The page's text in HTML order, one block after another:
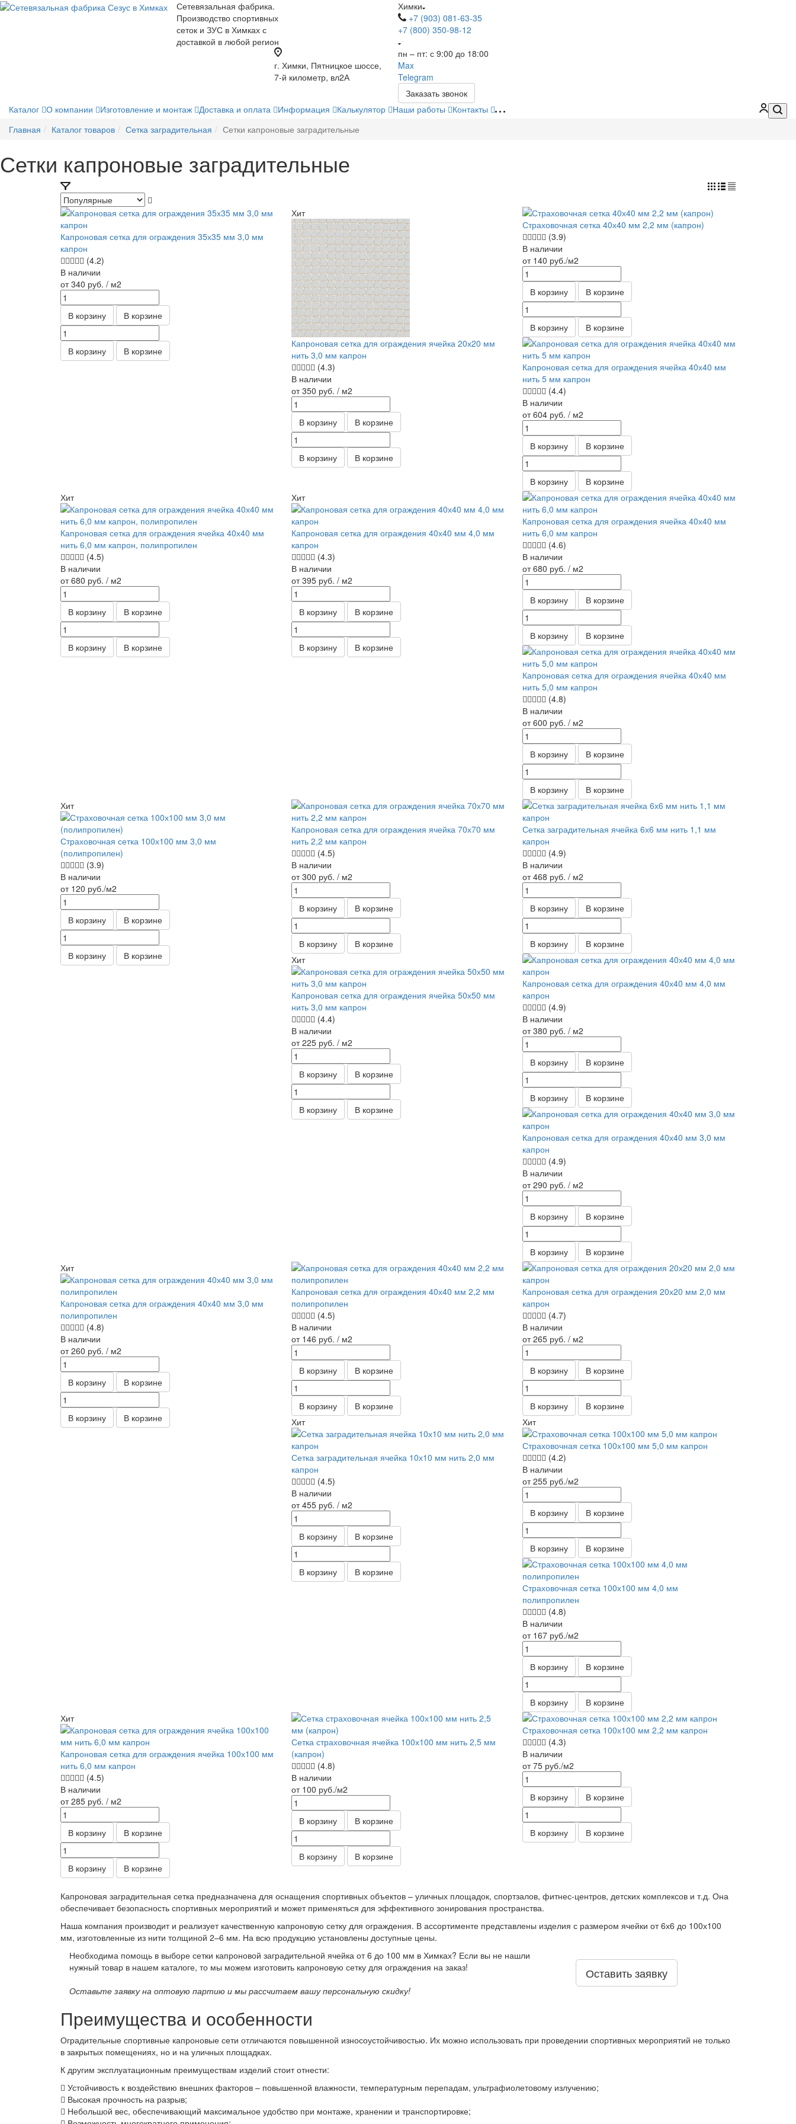
Сетевязальная фабрика.
Производство спортивных
сеток и ЗУС в Химках с
доставкой в любой регион
Химки
+7 (903) 081-63-35
+7 (800) 350-98-12
пн – пт: с 9:00 до 18:00
Max
Telegram
Заказать звонок
г. Химки, Пятницкое шоссе,
7-й километр, вл2А
Каталог О компании Изготовление и монтаж Доставка и оплата Информация Калькулятор Наши работы
Контакты
Главная
Каталог товаров Сетка заградительная Сетки капроновые заградительные
Сетки капроновые заградительные
Капроновая сетка для ограждения 35х35 мм 3,0 мм
капрон
(4.2)
В наличии
от 340 руб. / м2
В корзину В корзине
В корзину В корзине
Хит
Капроновая сетка для ограждения ячейка 20х20 мм
нить 3,0 мм капрон
(4.3)
В наличии
от 350 руб. / м2
В корзину В корзине
В корзину В корзине
Страховочная сетка 40х40 мм 2,2 мм (капрон)
(3.9)
В наличии
от 140 руб./м2
В корзину В корзине
В корзину В корзине
Капроновая сетка для ограждения ячейка 40х40 мм
нить 5 мм капрон
(4.4)
В наличии
от 604 руб. / м2
В корзину В корзине
В корзину
В корзине
Хит
Капроновая сетка для ограждения ячейка 40х40 мм
нить 6,0 мм капрон, полипропилен
(4.5)
В наличии
от 680 руб. / м2
В корзину В корзине
В корзину В корзине
Хит
Капроновая сетка для ограждения 40х40 мм 4,0 мм
капрон
(4.3)
В наличии
от 395 руб. / м2
В корзину В корзине
В корзину В корзине
Капроновая сетка для ограждения ячейка 40х40 мм
нить 6,0 мм капрон
(4.6)
В наличии
от 680 руб. / м2
В корзину В корзине
В корзину В корзине
Капроновая сетка для ограждения ячейка 40х40 мм
нить 5,0 мм капрон
(4.8)
В наличии
от 600 руб. / м2
В корзину В корзине
В корзину
В корзине
Хит
Страховочная сетка 100х100 мм 3,0 мм
(полипропилен)
(3.9)
В наличии
от 120 руб./м2
В корзину В корзине
В корзину В корзине
Капроновая сетка для ограждения ячейка 70х70 мм
нить 2,2 мм капрон
(4.5)
В наличии
от 300 руб. / м2
В корзину В корзине
В корзину В корзине
Сетка заградительная ячейка 6х6 мм нить 1,1 мм
капрон
(4.9)
В наличии
от 468 руб. / м2
В корзину В корзине
В корзину
В корзине
Хит
Капроновая сетка для ограждения ячейка 50х50 мм
нить 3,0 мм капрон
(4.4)
В наличии
от 225 руб. / м2
В корзину В корзине
В корзину В корзине
Капроновая сетка для ограждения 40х40 мм 4,0 мм
капрон
(4.9)
В наличии
от 380 руб. / м2
В корзину В корзине
В корзину В корзине
Капроновая сетка для ограждения 40х40 мм 3,0 мм
капрон
(4.9)
В наличии
от 290 руб. / м2
В корзину В корзине
В корзину
В корзине
Хит
Капроновая сетка для ограждения 40х40 мм 3,0 мм
полипропилен
(4.8)
В наличии
от 260 руб. / м2
В корзину В корзине
В корзину В корзине
Капроновая сетка для ограждения 40х40 мм 2,2 мм
полипропилен
(4.5)
В наличии
от 146 руб. / м2
В корзину В корзине
В корзину В корзине
Капроновая сетка для ограждения 20х20 мм 2,0 мм
капрон
(4.7)
В наличии
от 265 руб. / м2
В корзину В корзине
В корзину
В корзине
Хит
Сетка заградительная ячейка 10х10 мм нить 2,0 мм
капрон
(4.5)
В наличии
от 455 руб. / м2
В корзину В корзине
В корзину В корзине
Хит
Страховочная сетка 100х100 мм 5,0 мм капрон
(4.2)
В наличии
от 255 руб./м2
В корзину В корзине
В корзину В корзине
Страховочная сетка 100х100 мм 4,0 мм
полипропилен
(4.8)
В наличии
от 167 руб./м2
В корзину В корзине
В корзину
В корзине
Хит
Капроновая сетка для ограждения ячейка 100х100 мм
нить 6,0 мм капрон
(4.5)
В наличии
от 285 руб. / м2
В корзину В корзине
В корзину В корзине
Сетка страховочная ячейка 100х100 мм нить 2,5 мм
(капрон)
(4.8)
В наличии
от 100 руб./м2
В корзину В корзине
В корзину В корзине
Страховочная сетка 100х100 мм 2,2 мм капрон
(4.3)
В наличии
от 75 руб./м2
В корзину В корзине
В корзину В корзине
Капроновая заградительная сетка предназначена для оснащения спортивных объектов – уличных площадок, спортзалов, фитнес-центров, детских комплексов и т.д. Она
обеспечивает безопасность спортивных мероприятий и может применяться для эффективного зонирования пространства.
Наша компания производит и реализует качественную капроновую сетку для ограждения. В ассортименте представлены изделия с размером ячейки от 6х6 до 100х100
мм, изготовленные из нити толщиной 2–6 мм. На всю продукцию установлены доступные цены.
Необходима помощь в выборе сетки капроновой заградительной ячейка от 6 до 100 мм в Химках? Если вы не нашли
нужный товар в нашем каталоге, то мы можем изготовить капроновую сетку для ограждения на заказ!
Оставьте заявку на оптовую партию и мы рассчитаем вашу персональную скидку!
Оставить заявку
Преимущества и особенности
Оградительные спортивные капроновые сети отличаются повышенной износоустойчивостью. Их можно использовать при проведении спортивных мероприятий не только
в закрытых помещениях, но и на уличных площадках.
К другим эксплуатационным преимуществам изделий стоит отнести:
Устойчивость к воздействию внешних факторов – повышенной влажности, температурным перепадам, ультрафиолетовому излучению;
Высокая прочность на разрыв;
Небольшой вес, обеспечивающий максимальное удобство при монтаже, хранении и транспортировке;